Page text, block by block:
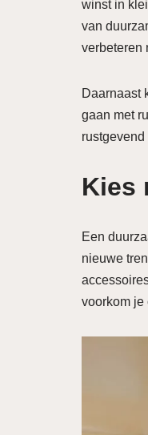
winst in
van
verbeteren
Daarnaast
gaan met
Kies
Een
nieuwe
voorkom je